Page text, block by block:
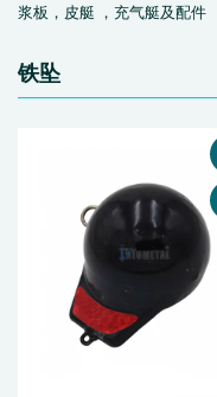
浆板，皮艇 ，充气艇及配件
铁坠